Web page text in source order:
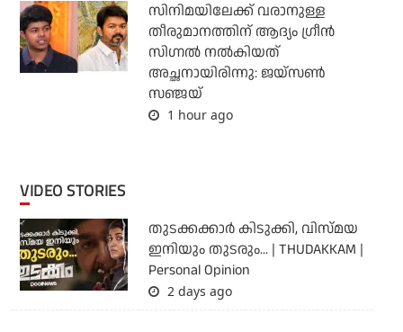
സിനിമയിലേക്ക് വരാനുള്ള
തീരുമാനത്തിന് ആദ്യം ഗ്രീൻ
സിഗ്നൽ നൽകിയത്
അച്ഛനായിരിന്നു: ജയ്സൺ
സഞ്ജയ്
1 hour ago
VIDEO STORIES
തുടക്കക്കാര്‍ കിടുക്കി, വിസ്മയ
ഇനിയും തുടരും... | THUDAKKAM |
Personal Opinion
2 days ago